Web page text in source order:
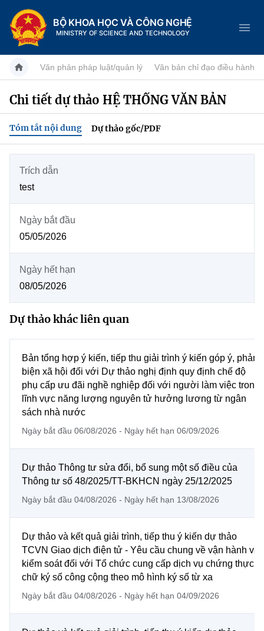
BỘ KHOA HỌC VÀ CÔNG NGHỆ
MINISTRY OF SCIENCE AND TECHNOLOGY
Danh mục
Trang chủ
Giới thiệu
Chức năng nhiệm vụ
Cơ cấu tổ chức
Lịch sử phát triển
Sở Khoa học và Công nghệ
Tin tức sự kiện
Khoa học và Công nghệ
Sở hữu trí tuệ
Tiêu chuẩn, đo lường, chất lượng
Năng lượng nguyên tử
Dịch vụ công
Văn bản QPPL
Văn bản chỉ đạo điều hành
MST IOFFICE
Khoa học và Công nghệ
Đổi mới sáng tạo
Chuyển đổi số
Bưu chính, Viễn thông
Tiêu chuẩn, đo lường, chất lượng
Năng lượng nguyên tử
Multimedia
THƯ ĐIỆN TỬ
Khác
Videos
Infographic
Voice
Nhiệm vụ trọng tâm
Vietnamese English
BỘ KHOA HỌC VÀ CÔNG NGHỆ
Văn phản pháp luật/quản lý Văn bản chỉ đạo điều hành
Chi tiết dự thảo HỆ THỐNG VĂN BẢN
Tóm tắt nội dung Dự thảo gốc/PDF
Trích dẫn
test
Ngày bắt đầu
05/05/2026
Ngày hết hạn
08/05/2026
Dự thảo khác liên quan
Bản tổng hợp ý kiến, tiếp thu giải trình ý kiến góp ý, phản
biện xã hội đối với Dự thảo nghị định quy định chế độ
phụ cấp ưu đãi nghề nghiệp đối với người làm việc trong
lĩnh vực năng lượng nguyên tử hưởng lương từ ngân
sách nhà nước
Ngày bắt đầu 06/08/2026 - Ngày hết hạn 06/09/2026
Dự thảo Thông tư sửa đổi, bổ sung một số điều của
Thông tư số 48/2025/TT-BKHCN ngày 25/12/2025
Ngày bắt đầu 04/08/2026 - Ngày hết hạn 13/08/2026
Dự thảo và kết quả giải trình, tiếp thu ý kiến dự thảo
TCVN Giao dịch điện tử - Yêu cầu chung về vận hành và
kiểm soát đối với Tổ chức cung cấp dịch vụ chứng thực
chữ ký số công cộng theo mô hình ký số từ xa
Ngày bắt đầu 04/08/2026 - Ngày hết hạn 04/09/2026